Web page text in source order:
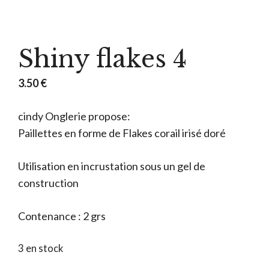
Shiny flakes 4
3.50€
cindy Onglerie propose:
Paillettes en forme de Flakes corail irisé doré
Utilisation en incrustation sous un gel de
construction
Contenance : 2 grs
3 en stock